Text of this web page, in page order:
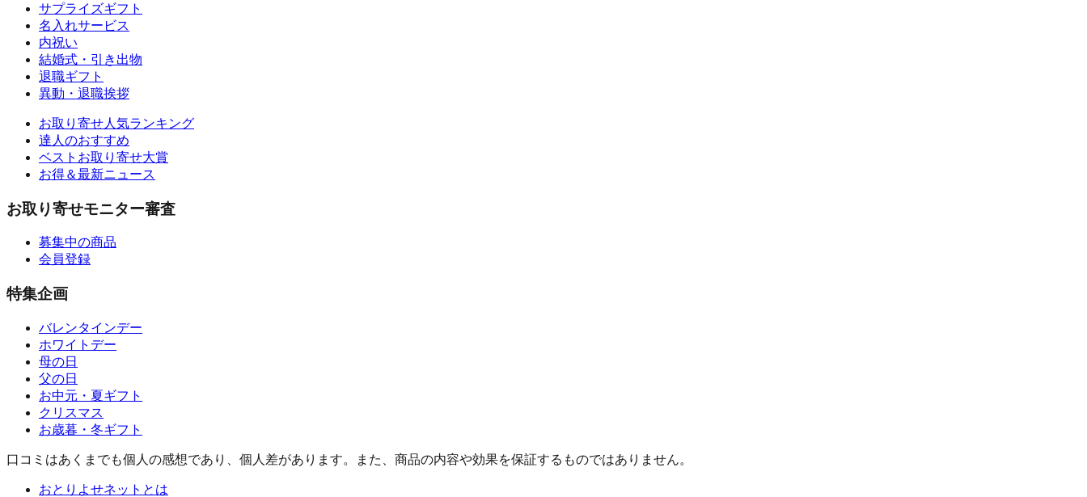
サプライズギフト
名入れサービス
内祝い
結婚式・引き出物
退職ギフト
異動・退職挨拶
お取り寄せ人気ランキング
達人のおすすめ
ベストお取り寄せ大賞
お得＆最新ニュース
お取り寄せモニター審査
募集中の商品
会員登録
特集企画
バレンタインデー
ホワイトデー
母の日
父の日
お中元・夏ギフト
クリスマス
お歳暮・冬ギフト
口コミはあくまでも個人の感想であり、個人差があります。また、商品の内容や効果を保証するものではありません。
おとりよせネットとは